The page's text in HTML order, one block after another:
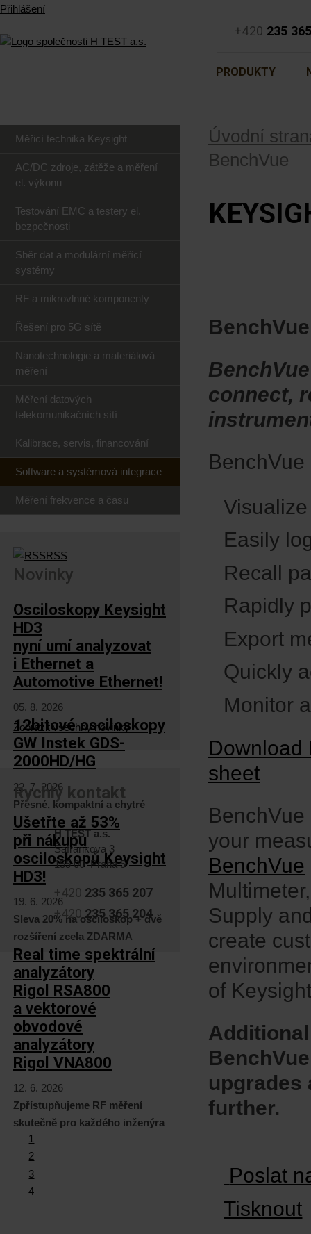
+420 235
PRODUKTY
Přihlášení
Úvodní
BenchVue
BenchVue
connect,
Easily
Recall
Rapidly
Export
Quickly
Monitor
Download
sheet
BenchVue
your
BenchVue
Supply
create
of
upgrades
further.
Poslat
Tisknout
Měřicí technika Keysight
AC/DC zdroje, zátěže a měření
el. výkonu
Testování EMC a testery el.
bezpečnosti
Sběr dat a modulární měřící
systémy
RF a mikrovlnné komponenty
Řešení pro 5G sítě
Nanotechnologie a materiálová
měření
Měření datových
telekomunikačních sítí
Kalibrace, servis, financování
Software a systémová integrace
Měření frekvence a času
RSS
Novinky
Osciloskopy Keysight
HD3
nyní umí analyzovat
i Ethernet a
Automotive Ethernet!
05. 8. 2026
12bitové osciloskopy
GW Instek GDS-
2000HD/HG
22. 7. 2026
Přesné, kompaktní a chytré
Ušetřte až 53%
při nákupu
osciloskopů Keysight
HD3!
19. 6. 2026
Sleva 20% na osciloskop + dvě
rozšíření zcela ZDARMA
Real time spektrální
analyzátory
Rigol RSA800
a vektorové
obvodové
analyzátory
Rigol VNA800
12. 6. 2026
Zpřístupňujeme RF měření
skutečně pro každého inženýra
1
2
3
4
Zobrazit všechny novinky
Rychlý kontakt
H TEST a.s.
Šafránkova 3
155 00 Praha 5
+420 235 365 207
+420 235 365 204